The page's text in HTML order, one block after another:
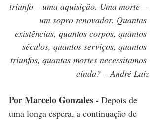
triunfo – uma aquisição. Uma morte –
um sopro renovador. Quantas
existências, quantos corpos, quantos
séculos, quantos serviços, quantos
triunfos, quantas mortes necessitamos
ainda? – André Luiz
Por Marcelo Gonzales - Depois de
uma longa espera, a continuação de